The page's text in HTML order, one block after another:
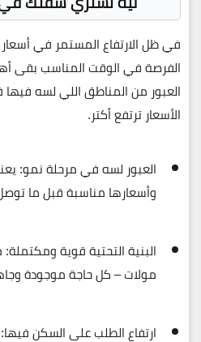
في ظل الارتفاع المستمر في
الفرصة في الوقت المناسب بقى
العبور من المناطق اللي لسه
الأسعار ترتفع أكتر.
العبور لسه في مرحلة نمو:
وأسعارها مناسبة قبل ما
البنية التحتية قوية ومكتملة:
مولات – كل حاجة موجودة
ارتفاع الطلب على السكن فيها